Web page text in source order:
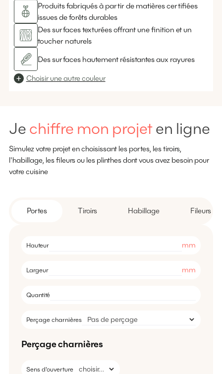
Produits fabriqués à partir de matières certifiées
issues de forêts durables
Des surfaces texturées offrant une finition et un
toucher naturels
Des surfaces hautement résistantes aux rayures
Choisir une autre couleur
Je chiffre mon projeten ligne
Simulez votre projet en choisissant les portes, les tiroirs,
l'habillage, les fileurs ou les plinthes dont vous avez besoin pour
votre cuisine
Portes Tiroirs Habillage Fileurs
Hauteur mm
Largeur mm
Quantité
Perçage charnières
Perçage charnières
Sens d'ouverture